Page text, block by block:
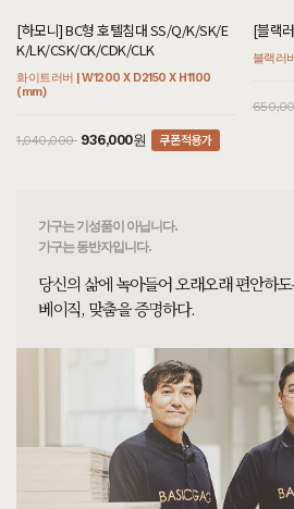
7월 31일 경기 구리 장**고객님
[[하모니] A형 책상/테이블]
7월 31일 경기 구리 장**고객님
[[오크] B형 원형식탁/테이블 : 화
7월 31일 서울 강남 이**고객님 설
7월 31일 서울 강남 이**고객님 설
7월 30일 서울 영등포 류**고객님 주문
[[하모니] A형 선반장]
7월 30일 서울 동대문 김**고객님
[[헤리티지월넛] 우베르 화
7월 30일 서울 강남 노**고객님 설
[하모니] BC형 호텔침대 SS/Q/K/SK/E
K/LK/CSK/CK/CDK/CLK
화이트러버 | W1200 X D2150 X H1100
(mm)
1,040,000 936,000원 쿠폰적용가
[블랙
블랙러
가구는 기성품이 아닙니다.
가구는 동반자입니다.
당신의 삶에 녹아들어 오래오래 편안하
베이직, 맞춤을 증명하다.